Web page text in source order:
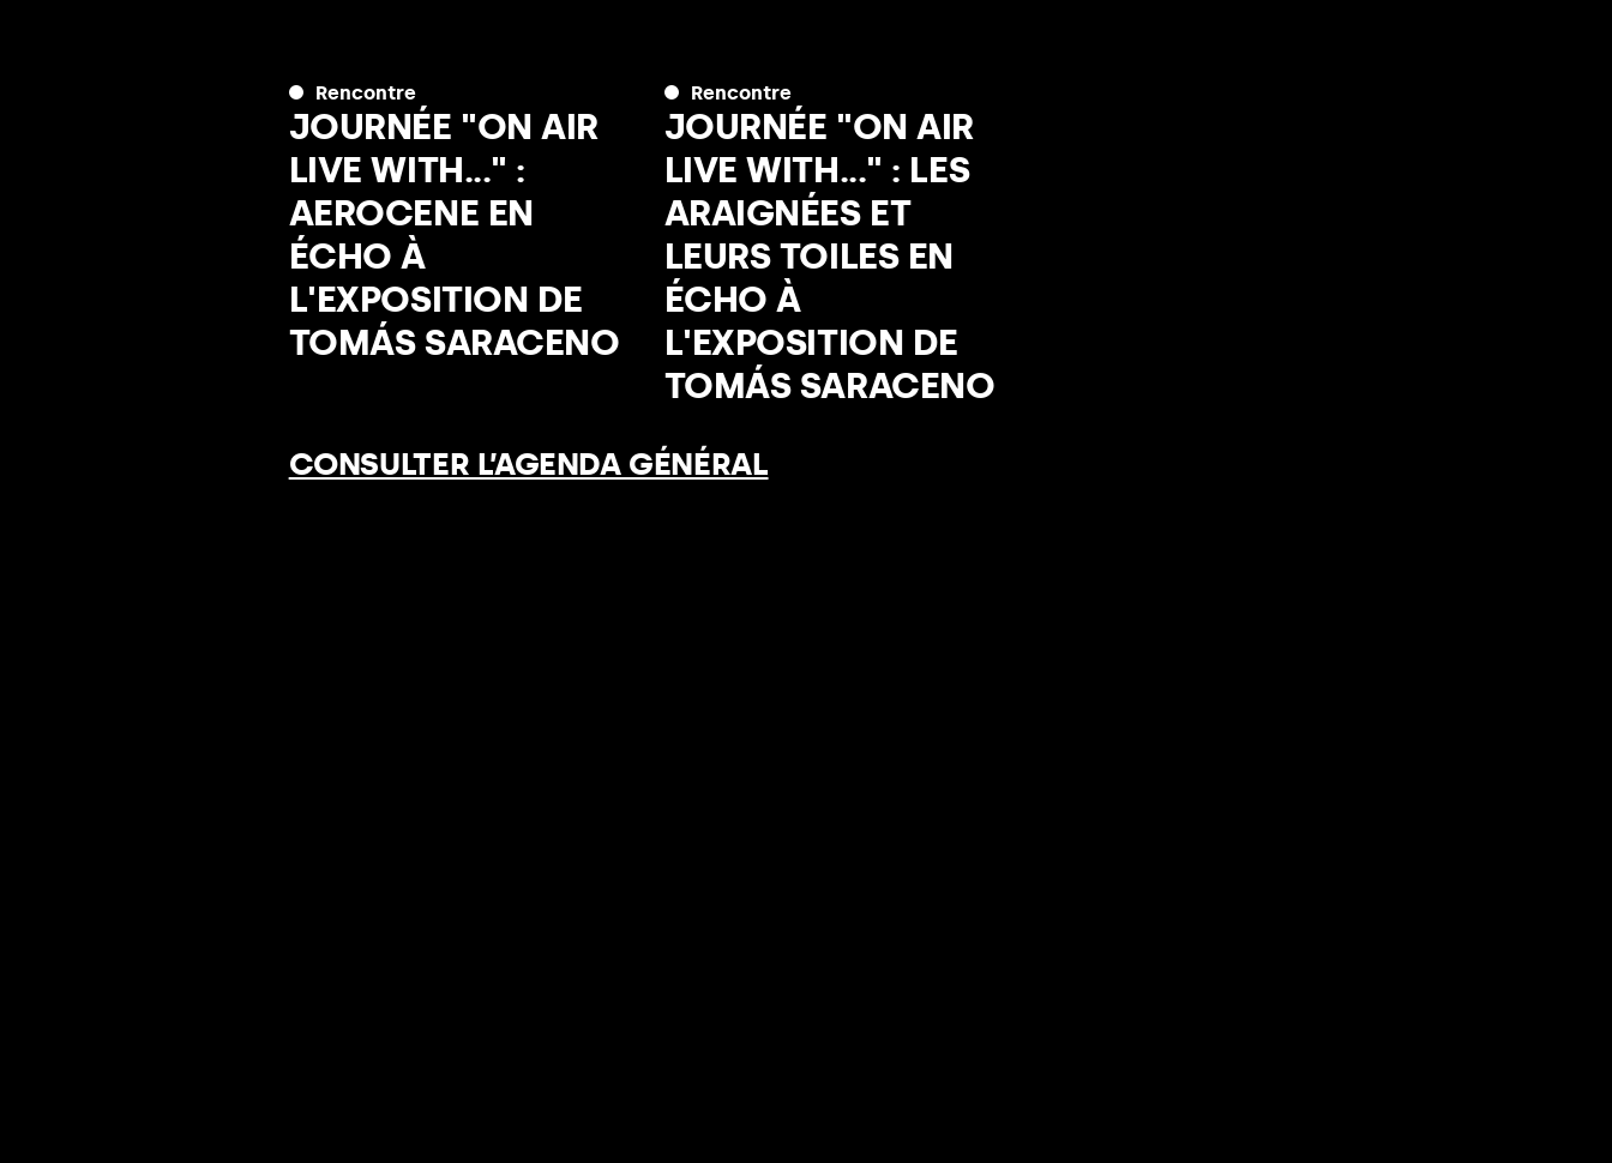
Rencontre
JOURNÉE "ON AIR
LIVE WITH..." :
AEROCENE EN
ÉCHO À
L'EXPOSITION DE
TOMÁS SARACENO
Rencontre
JOURNÉE "ON AIR
LIVE WITH..." : LES
ARAIGNÉES ET
LEURS TOILES EN
ÉCHO À
L'EXPOSITION DE
TOMÁS SARACENO
CONSULTER L’AGENDA GÉNÉRAL